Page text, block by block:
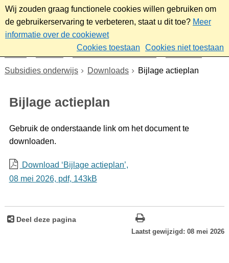
Wij zouden graag functionele cookies willen gebruiken om
de gebruikerservaring te verbeteren, staat u dit toe? Meer
informatie over de cookiewet
Cookies toestaan
Cookies niet toestaan
Ontmoeten & meedoen
Subsidies
Subsidies onderwijs
Downloads Bijlage actieplan
Bijlage actieplan
Gebruik de onderstaande link om het document te
downloaden.
Download ‘Bijlage actieplan’,
08 mei 2026, pdf, 143kB
Deel deze pagina
Laatst gewijzigd: 08 mei 2026